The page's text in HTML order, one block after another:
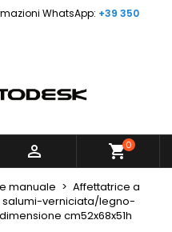
WhatsApp: +39 350
 shopping_cart0
manuale
Affettatrice a
verniciata/legno-
cm52x68x51h